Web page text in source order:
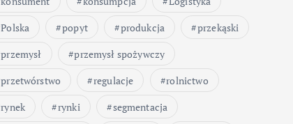
Polska
popyt produkcja
przekąski
przemysł
przemysł spożywczy
przetwórstwo
regulacje
rolnictwo
rynek
rynki
segmentacja